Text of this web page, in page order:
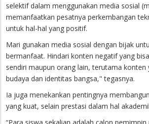
selektif dalam menggunakan media sosial
memanfaatkan pesatnya perkembangan
untuk hal-hal yang positif.
Mari gunakan media sosial dengan bijak
bermanfaat. Hindari konten negatif yang
sendiri maupun orang lain, terutama konten
budaya dan identitas bangsa," tegasnya.
Ia juga menekankan pentingnya
yang kuat, selain prestasi dalam hal
“Para siswa sekalian adalah calon